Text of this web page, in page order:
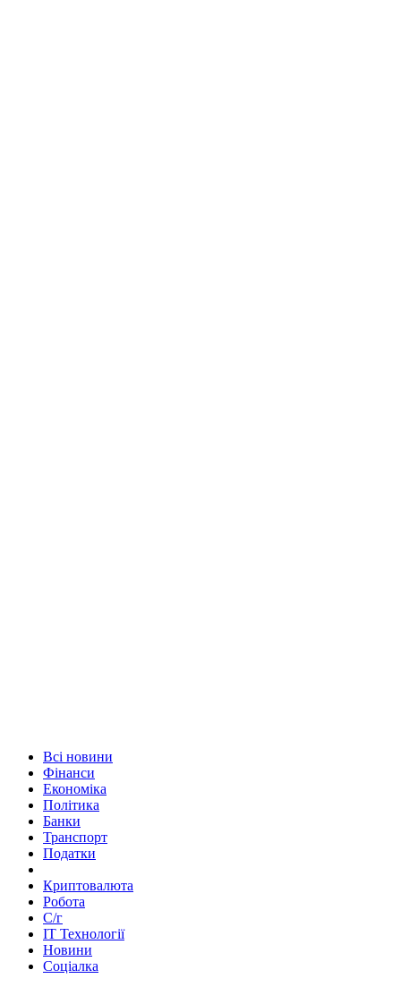
Всі новини
Фінанси
Економіка
Політика
Банки
Транспорт
Податки
Криптовалюта
Робота
С/г
ІТ Технології
Новини
Соціалка